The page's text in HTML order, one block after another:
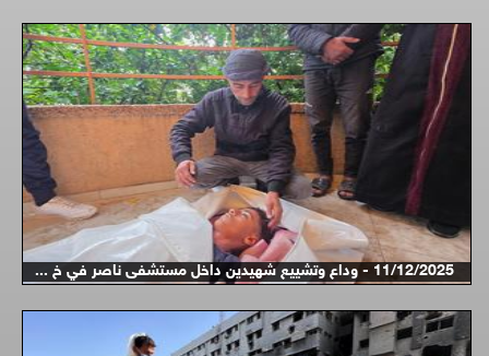
11/12/2025 - وداع وتشييع شهيدين داخل مستشفى ناصر في خ ...